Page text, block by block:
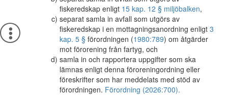
fiskeredskap enligt 15 kap. 12 § miljöbalken,
separat samla in avfall som utgörs av
fiskeredskap i en mottagningsanordning enligt 3
kap. 5 § förordningen (1980:789) om åtgärder
mot förorening från fartyg, och
samla in och rapportera uppgifter som ska
lämnas enligt denna föroreningordning eller
föreskrifter som har meddelats med stöd av
förordningen. Förordning (2026:700).